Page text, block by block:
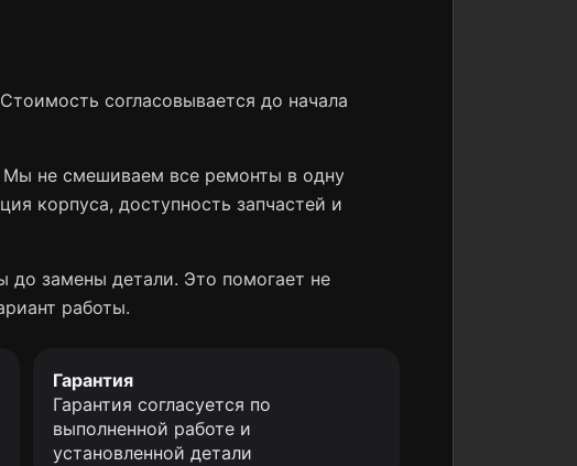
согласовывается до начала
Мы не смешиваем все ремонты в одну
корпуса, доступность запчастей и
до замены детали. Это помогает не
работы.
Гарантия
Гарантия согласуется по
выполненной работе и
установленной детали